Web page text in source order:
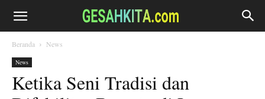
Beranda News
News
Ketika Seni Tradisi dan